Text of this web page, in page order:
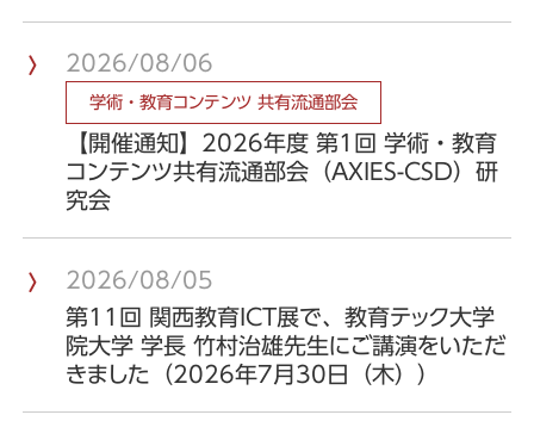
2026/08/06
学術・教育コンテンツ 共有流通部会
【開催通知】2026年度 第1回 学術・教育
コンテンツ共有流通部会（AXIES-CSD）研
究会
2026/08/05
第11回 関西教育ICT展で、教育テック大学
院大学 学長 竹村治雄先生にご講演をいただ
きました（2026年7月30日（木））